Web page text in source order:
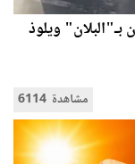
ويلوذ
6114 مشاهدة